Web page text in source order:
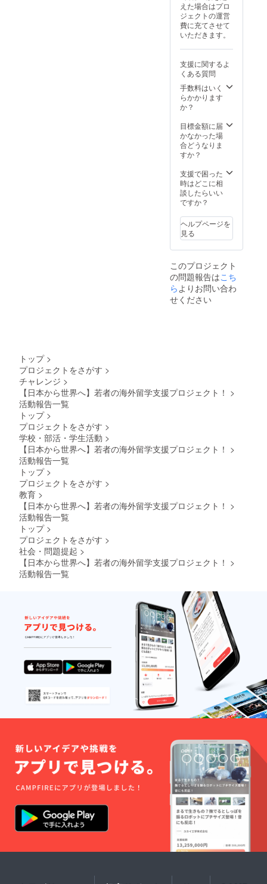
だけましたら幸
いです。 （お土
産例） ・現地で
のお土産の定番
品、伝統工芸品
等 ・Tシャツ
（S,M,L,XL）、
ハンドタオル ・
その他、日本で
は買えないもの
現地を学び、そ
か買えないとい
う部分も一種の
勉強と考えてお
りますので、ご
すと幸いです。
支援して下さい
ました皆様のお
名前の掲載をさ
す。 希望者の方
は備考欄へご記
載ください。 掲
載の詳細は下記
になります。 ・
掲載期間：プロ
ジェクト募集期
間～終了から1か
月間 ・掲載方
法：文字のみ、
もご提供させて
えた場合はプロ
ジェクトの運営
費に充てさせて
いただきます。
支援に関するよ
くある質問
手数料はいく
らかかります
か？
目標金額に届
かなかった場
合どうなりま
すか？
支援で困った
時はどこに相
談したらいい
ですか？
ヘルプページを
見る
このプロジェクト
の問題報告はこち
ら よりお問い合わ
せください
トップ >
プロジェクトをさがす >
チャレンジ >
【日本から世界へ】若者の海外留学支援プロジェクト！ >
活動報告一覧
トップ >
プロジェクトをさがす >
学校・部活・学生活動 >
【日本から世界へ】若者の海外留学支援プロジェクト！ >
活動報告一覧
トップ >
プロジェクトをさがす >
教育 >
【日本から世界へ】若者の海外留学支援プロジェクト！ >
活動報告一覧
トップ >
プロジェクトをさがす >
社会・問題提起 >
【日本から世界へ】若者の海外留学支援プロジェクト！ >
活動報告一覧